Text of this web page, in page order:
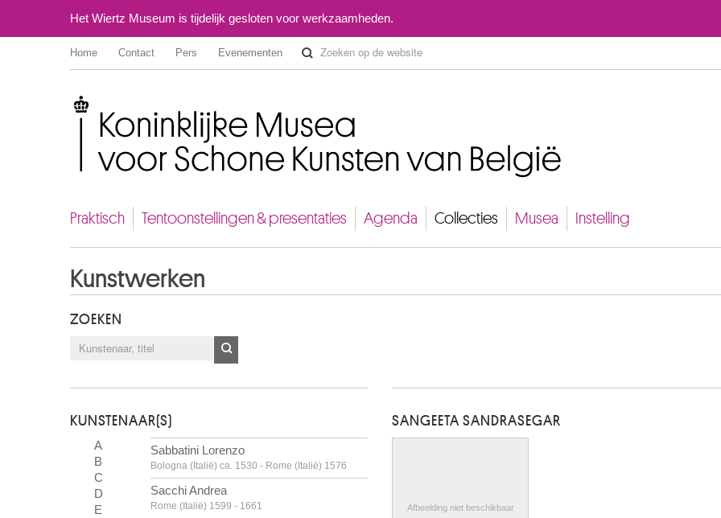
Het Wiertz Museum is tijdelijk gesloten voor werkzaamheden.
Home Contact Pers Evenementen
Praktisch Tentoonstellingen & presentaties Agenda Collecties Musea Instelling
Kunstwerken
ZOEKEN
KUNSTENAAR(S)
A
B
C
D
E
Sabbatini Lorenzo
Bologna (Italië) ca. 1530 - Rome (Italië) 1576
Sacchi Andrea
Rome (Italië) 1599 - 1661
SANGEETA SANDRASEGAR
Afbeelding niet beschikbaar